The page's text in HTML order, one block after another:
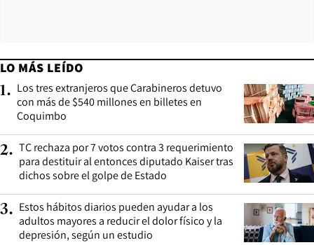
LO MÁS LEÍDO
1. Los tres extranjeros que Carabineros detuvo
con más de $540 millones en billetes en
Coquimbo
2. TC rechaza por 7 votos contra 3 requerimiento
para destituir al entonces diputado Kaiser tras
dichos sobre el golpe de Estado
3. Estos hábitos diarios pueden ayudar a los
adultos mayores a reducir el dolor físico y la
depresión, según un estudio